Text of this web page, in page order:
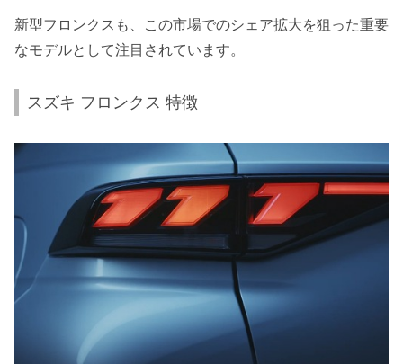
新型フロンクスも、この市場でのシェア拡大を狙った重要
なモデルとして注目されています。
スズキ フロンクス 特徴